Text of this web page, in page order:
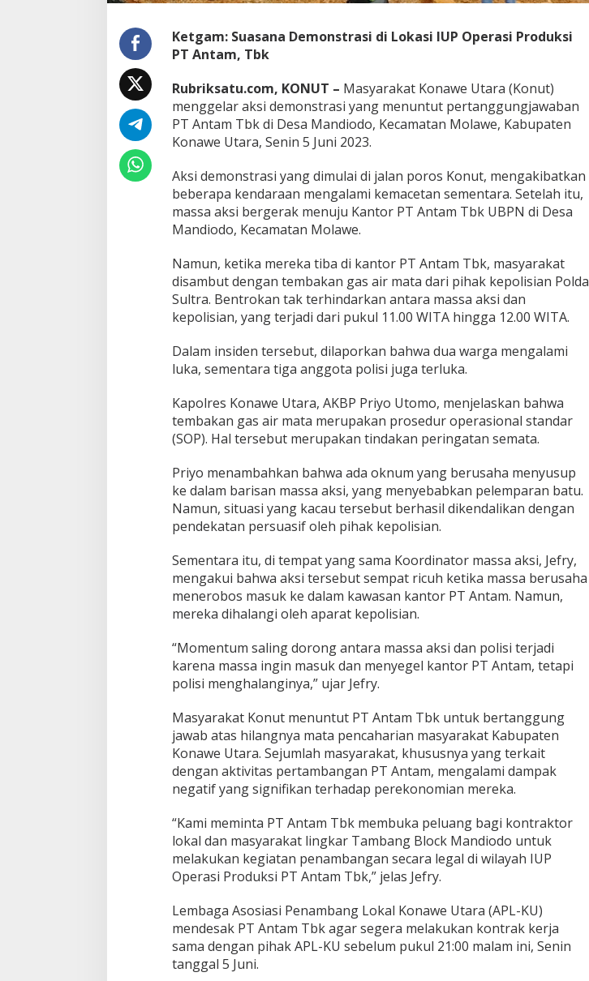
P
A
n
t
m
T
b
k
d
D
e
s
a
M
n
d
i
o
d
,
K
n
w
e
t
a
a
Ketgam: Suasana Demonstrasi di Lokasi IUP Operasi Produksi
PT Antam, Tbk
Rubriksatu.com, KONUT – Masyarakat Konawe Utara (Konut)
menggelar aksi demonstrasi yang menuntut pertanggungjawaban
PT Antam Tbk di Desa Mandiodo, Kecamatan Molawe, Kabupaten
Konawe Utara, Senin 5 Juni 2023.
Aksi demonstrasi yang dimulai di jalan poros Konut, mengakibatkan
beberapa kendaraan mengalami kemacetan sementara. Setelah itu,
massa aksi bergerak menuju Kantor PT Antam Tbk UBPN di Desa
Mandiodo, Kecamatan Molawe.
Namun, ketika mereka tiba di kantor PT Antam Tbk, masyarakat
disambut dengan tembakan gas air mata dari pihak kepolisian Polda
Sultra. Bentrokan tak terhindarkan antara massa aksi dan
kepolisian, yang terjadi dari pukul 11.00 WITA hingga 12.00 WITA.
Dalam insiden tersebut, dilaporkan bahwa dua warga mengalami
luka, sementara tiga anggota polisi juga terluka.
Kapolres Konawe Utara, AKBP Priyo Utomo, menjelaskan bahwa
tembakan gas air mata merupakan prosedur operasional standar
(SOP). Hal tersebut merupakan tindakan peringatan semata.
Priyo menambahkan bahwa ada oknum yang berusaha menyusup
ke dalam barisan massa aksi, yang menyebabkan pelemparan batu.
Namun, situasi yang kacau tersebut berhasil dikendalikan dengan
pendekatan persuasif oleh pihak kepolisian.
Sementara itu, di tempat yang sama Koordinator massa aksi, Jefry,
mengakui bahwa aksi tersebut sempat ricuh ketika massa berusaha
menerobos masuk ke dalam kawasan kantor PT Antam. Namun,
mereka dihalangi oleh aparat kepolisian.
“Momentum saling dorong antara massa aksi dan polisi terjadi
karena massa ingin masuk dan menyegel kantor PT Antam, tetapi
polisi menghalanginya,” ujar Jefry.
Masyarakat Konut menuntut PT Antam Tbk untuk bertanggung
jawab atas hilangnya mata pencaharian masyarakat Kabupaten
Konawe Utara. Sejumlah masyarakat, khususnya yang terkait
dengan aktivitas pertambangan PT Antam, mengalami dampak
negatif yang signifikan terhadap perekonomian mereka.
“Kami meminta PT Antam Tbk membuka peluang bagi kontraktor
lokal dan masyarakat lingkar Tambang Block Mandiodo untuk
melakukan kegiatan penambangan secara legal di wilayah IUP
Operasi Produksi PT Antam Tbk,” jelas Jefry.
Lembaga Asosiasi Penambang Lokal Konawe Utara (APL-KU)
mendesak PT Antam Tbk agar segera melakukan kontrak kerja
sama dengan pihak APL-KU sebelum pukul 21:00 malam ini, Senin
tanggal 5 Juni.